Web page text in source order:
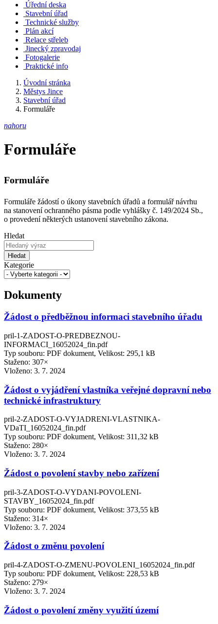
Úřední deska
Stavební úřad
Technické služby
Plán akcí
Relace střeleb
Jinecký zpravodaj
Fotogalerie
Praktické info
Úvodní stránka
Městys Jince
Stavební úřad
Formuláře
nahoru
Formuláře
Formuláře
Formuláře žádostí o úkony stavebních úřadů a formulář návrhu
na stanovení ochranného pásma podle vyhlášky č. 149/2024 Sb.,
o provedení některých ustanovení stavebního zákona.
Hledat
Hledat
Kategorie
Dokumenty
Žádost o předběžnou informaci stavebního úřadu
pril-1-ZADOST-O-PREDBEZNOU-
INFORMACI_16052024_fin.pdf
Typ souboru: PDF dokument, Velikost: 295,1 kB
Staženo: 307×
Vloženo: 3. 7. 2024
Žádost o vyjádření vlastníka veřejné dopravní nebo
technické infrastruktury
pril-2-ZADOST-O-VYJADRENI-VLASTNIKA-
VDaTI_16052024_fin.pdf
Typ souboru: PDF dokument, Velikost: 311,32 kB
Staženo: 280×
Vloženo: 3. 7. 2024
Žádost o povolení stavby nebo zařízení
pril-3-ZADOST-O-VYDANI-POVOLENI-
STAVBY_16052024_fin.pdf
Typ souboru: PDF dokument, Velikost: 373,55 kB
Staženo: 314×
Vloženo: 3. 7. 2024
Žádost o změnu povolení
pril-4-ZADOST-O-ZMENU-POVOLENI_16052024_fin.pdf
Typ souboru: PDF dokument, Velikost: 228,53 kB
Staženo: 279×
Vloženo: 3. 7. 2024
Žádost o povolení změny využití území